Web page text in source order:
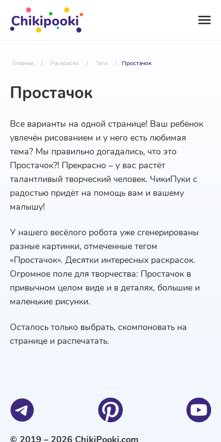
Главная / Раскраски / Теги / Простачок
Простачок
Все варианты на одной странице! Ваш ребёнок
увлечён рисованием и у него есть любимая
тема? Мы правильно догадались, что это
Простачок?! Прекрасно – у вас растёт
талантливый творческий человек. ЧикиПуки с
радостью придёт на помощь вам и вашему
малышу!
У нашего весёлого робота уже сгенерированы
разные картинки, отмеченные тегом
«Простачок». Десятки интересных раскрасок.
Огромное поле для творчества: Простачок в
привычном целом виде и в деталях, большие и
маленькие рисунки.
Осталось только выбрать, скомпоновать на
странице и распечатать.
© 2019 – 2026 ChikiPooki.com